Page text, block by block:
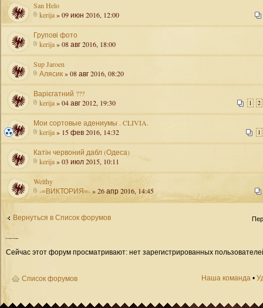
San Helo
kerija» 09 июн 2016, 12:00
Групові фото
kerija» 08 авг 2016, 18:00
Sup Jaroen
Алясик» 08 авг 2016, 08:20
Варієгатний ???
1 2
kerija» 04 авг 2012, 19:30
Мои сортовые адениумы . CLIVIA.
1
kerija» 15 фев 2016, 14:32
Катін червоний дабл (Одеса)
kerija» 03 июл 2015, 10:11
Welthy
-=ВИКТОРИЯ=-» 26 апр 2016, 14:45
Вернуться в Список форумов
Кто сейчас на форуме
Сейчас этот форум просматривают: нет зарегистрированных
Список форумов Наша команда •